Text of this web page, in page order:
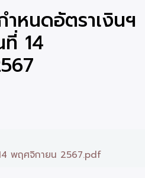
แสดง
ผล
หนดอัตราเงินฯ
14
พฤศจิกายน 2567.pdf